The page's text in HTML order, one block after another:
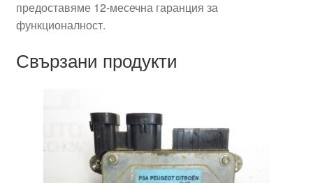
предоставяме 12-месечна гаранция за
функционалност.
Свързани продукти